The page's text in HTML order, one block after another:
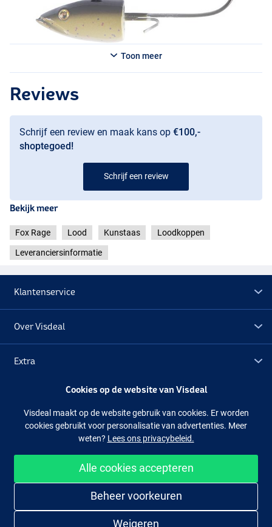
Toon meer
Reviews
Schrijf een review en maak kans op €100,-
shoptegoed!
Schrijf een review
Bekijk meer
Fox Rage Lood Kunstaas Loodkoppen
Leveranciersinformatie
Klantenservice
Over Visdeal
Extra
Facebook Instagram
Makkelijk en veilig shoppen
Cookies op de website van Visdeal
Visdeal maakt op de website gebruik van cookies. Er worden
cookies gebruikt voor personalisatie van advertenties. Meer
weten? Lees ons privacybeleid.
Alle cookies accepteren
Beheer voorkeuren
Weigeren